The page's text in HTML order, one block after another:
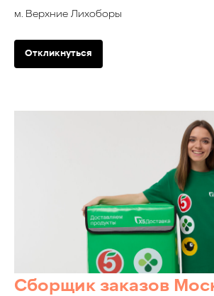
м. Верхние Лихоборы
Откликнуться
Сборщик заказов